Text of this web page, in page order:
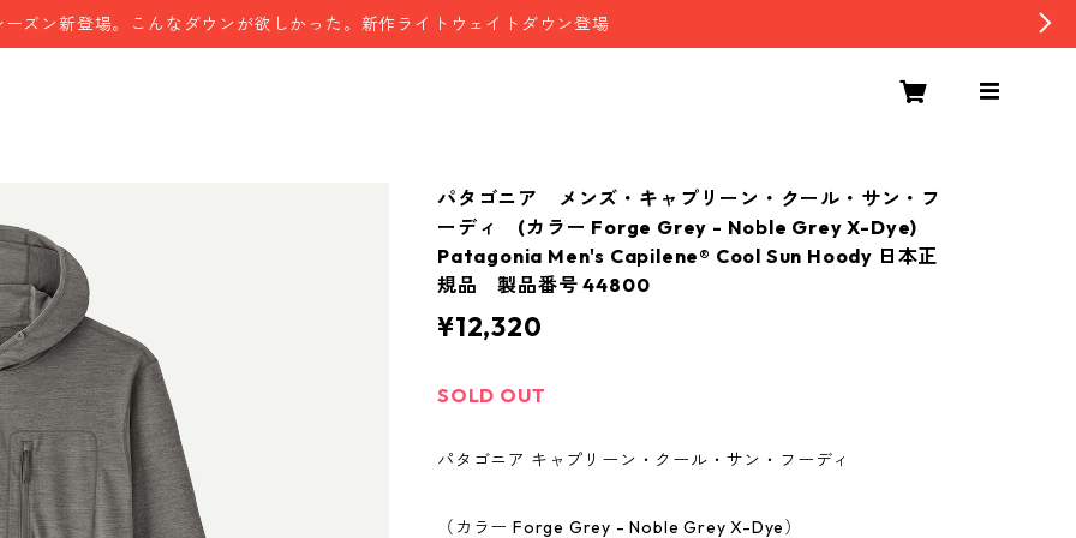
ーズン新登場。こんなダウンが欲しかった。新作ライトウェイトダウン登場
パタゴニア メンズ・キャプリーン・クール・サン・フ
ーディ (カラー Forge Grey - Noble Grey X-Dye)
Patagonia Men's Capilene® Cool Sun Hoody 日本正
規品 製品番号 44800
¥12,320
SOLD OUT
パタゴニア キャプリーン・クール・サン・フーディ
（カラー Forge Grey - Noble Grey X-Dye）